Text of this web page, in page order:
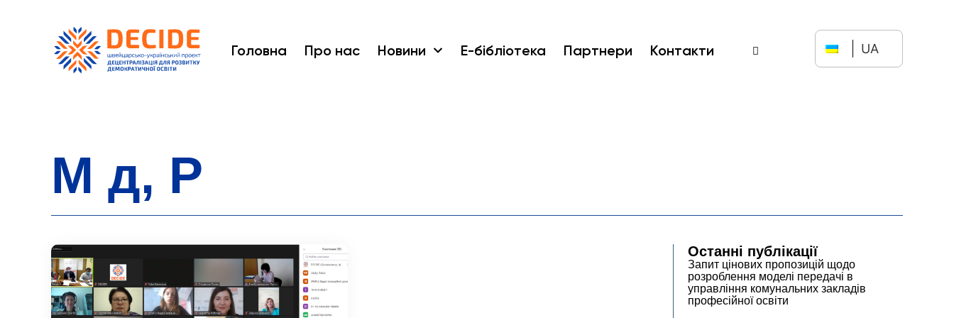
Головна Про нас Новини Е-бібліотека Партнери Контакти UA
М д, Р
Останні публікації
Запит цінових пропозицій щодо
розроблення моделі передачі в
управління комунальних закладів
професійної освіти